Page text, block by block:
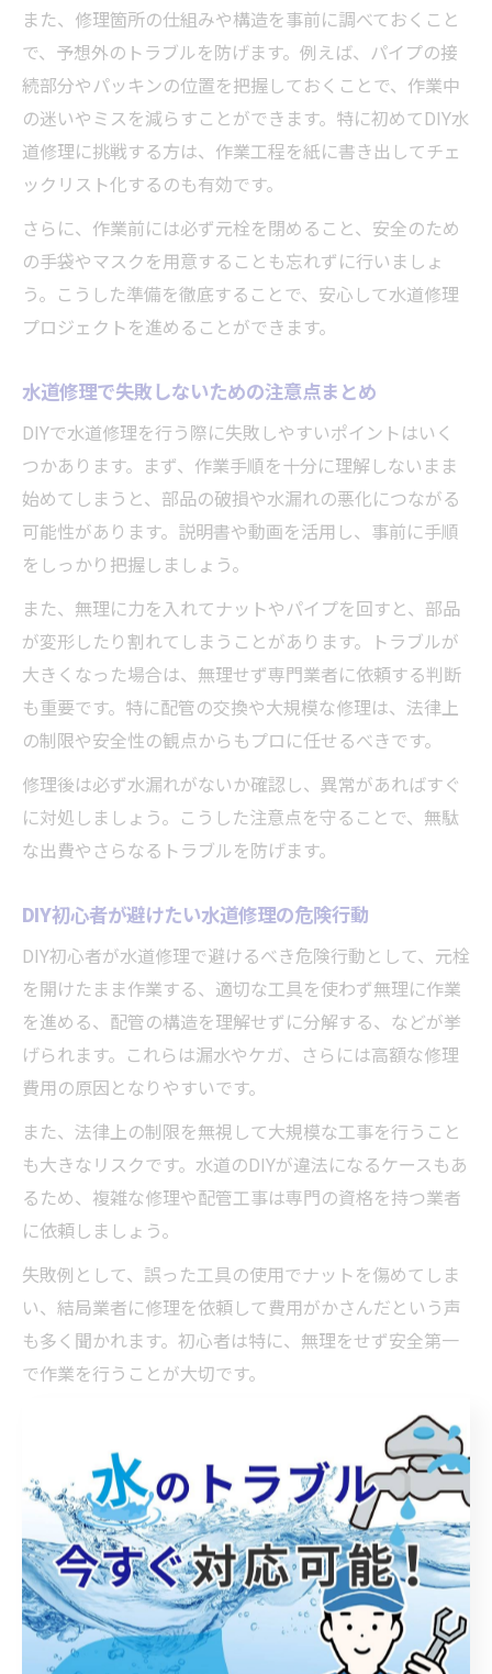
また、修理箇所の仕組みや構造を事前に調べておくこと
で、予想外のトラブルを防げます。例えば、パイプの接
続部分やパッキンの位置を把握しておくことで、作業中
の迷いやミスを減らすことができます。特に初めてDIY水
道修理に挑戦する方は、作業工程を紙に書き出してチェ
ックリスト化するのも有効です。
さらに、作業前には必ず元栓を閉めること、安全のため
の手袋やマスクを用意することも忘れずに行いましょ
う。こうした準備を徹底することで、安心して水道修理
プロジェクトを進めることができます。
水道修理で失敗しないための注意点まとめ
DIYで水道修理を行う際に失敗しやすいポイントはいく
つかあります。まず、作業手順を十分に理解しないまま
始めてしまうと、部品の破損や水漏れの悪化につながる
可能性があります。説明書や動画を活用し、事前に手順
をしっかり把握しましょう。
また、無理に力を入れてナットやパイプを回すと、部品
が変形したり割れてしまうことがあります。トラブルが
大きくなった場合は、無理せず専門業者に依頼する判断
も重要です。特に配管の交換や大規模な修理は、法律上
の制限や安全性の観点からもプロに任せるべきです。
修理後は必ず水漏れがないか確認し、異常があればすぐ
に対処しましょう。こうした注意点を守ることで、無駄
な出費やさらなるトラブルを防げます。
DIY初心者が避けたい水道修理の危険行動
DIY初心者が水道修理で避けるべき危険行動として、元栓
を開けたまま作業する、適切な工具を使わず無理に作業
を進める、配管の構造を理解せずに分解する、などが挙
げられます。これらは漏水やケガ、さらには高額な修理
費用の原因となりやすいです。
また、法律上の制限を無視して大規模な工事を行うこと
も大きなリスクです。水道のDIYが違法になるケースもあ
るため、複雑な修理や配管工事は専門の資格を持つ業者
に依頼しましょう。
失敗例として、誤った工具の使用でナットを傷めてしま
い、結局業者に修理を依頼して費用がかさんだという声
も多く聞かれます。初心者は特に、無理をせず安全第一
で作業を行うことが大切です。
トラブル発生時に役立つ水道修理の知
恵
水道修理トラブル時に役立つ応急処置方法
水道修理のトラブルは突然発生するため、応急処置の方